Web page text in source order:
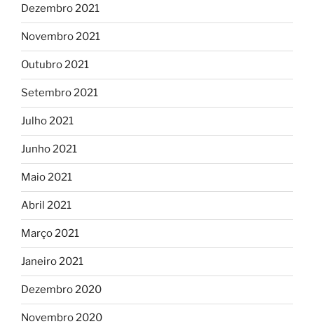
Dezembro 2021
Novembro 2021
Outubro 2021
Setembro 2021
Julho 2021
Junho 2021
Maio 2021
Abril 2021
Março 2021
Janeiro 2021
Dezembro 2020
Novembro 2020